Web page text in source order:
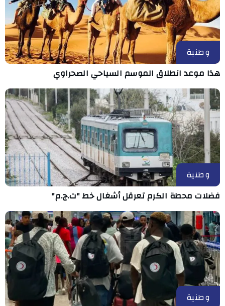
وطنية
هذا موعد انطلاق الموسم السياحي الصحراوي
وطنية
فضلات محطة الكرم تعرقل أشغال خط "ت.ج.م"
وطنية